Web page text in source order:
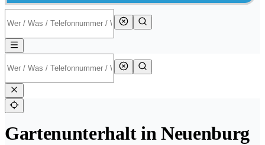
Gartenunterhalt in Neuenburg